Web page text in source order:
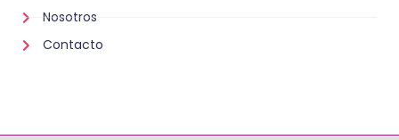
Nosotros
Contacto